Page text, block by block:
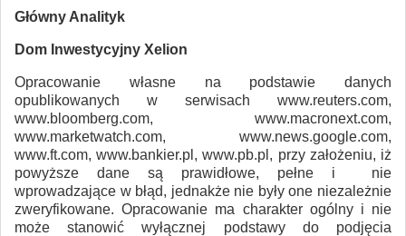
Główny Analityk
Dom Inwestycyjny Xelion
Opracowanie własne na podstawie danych
opublikowanych w serwisach www.reuters.com,
www.bloomberg.com, www.macronext.com,
www.marketwatch.com, www.news.google.com,
www.ft.com, www.bankier.pl, www.pb.pl, przy założeniu, iż
powyższe dane są prawidłowe, pełne i nie
wprowadzające w błąd, jednakże nie były one niezależnie
zweryfikowane. Opracowanie ma charakter ogólny i nie
może stanowić wyłącznej podstawy do podjęcia